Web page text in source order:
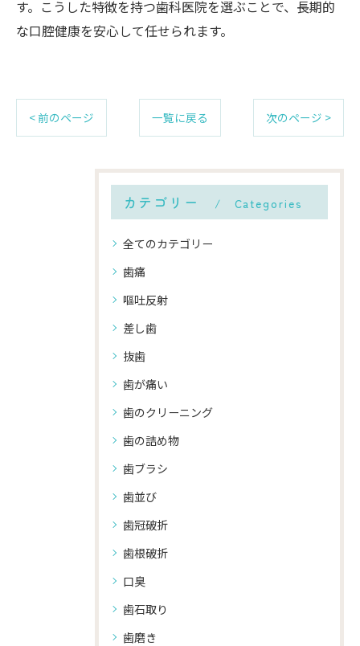
す。こうした特徴を持つ歯科医院を選ぶことで、長期的
な口腔健康を安心して任せられます。
< 前のページ 一覧に戻る 次のページ >
カテゴリー Categories
全てのカテゴリー
歯痛
嘔吐反射
差し歯
抜歯
歯が痛い
歯のクリーニング
歯の詰め物
歯ブラシ
歯並び
歯冠破折
歯根破折
口臭
歯石取り
歯磨き